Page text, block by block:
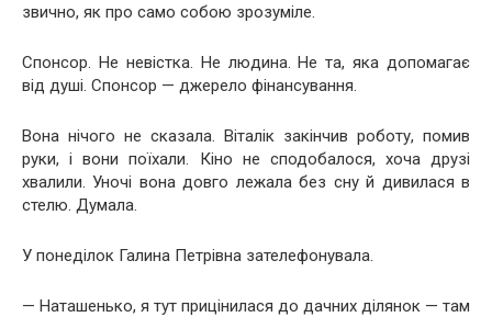
звично, як про само собою зрозуміле.
Спонсор. Не невістка. Не людина. Не та, яка допомагає
від душі. Спонсор — джерело фінансування.
Вона нічого не сказала. Віталік закінчив роботу, помив
руки, і вони поїхали. Кіно не сподобалося, хоча друзі
хвалили. Уночі вона довго лежала без сну й дивилася в
стелю. Думала.
У понеділок Галина Петрівна зателефонувала.
— Наташенько, я тут прицінилася до дачних ділянок — там